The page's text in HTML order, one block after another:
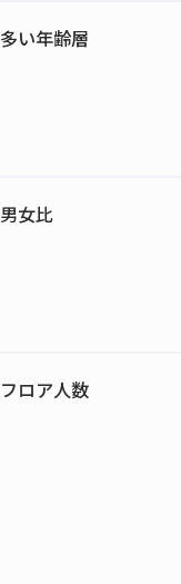
多い年齢層
男女比
フロア人数